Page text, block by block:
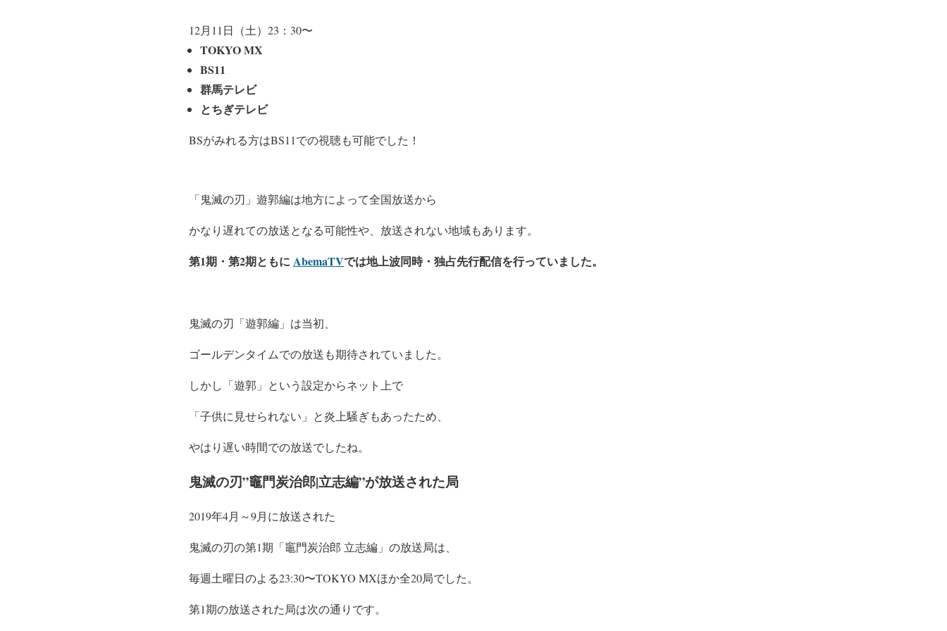
12月11日（土）23：30〜
TOKYO MX
BS11
群馬テレビ
とちぎテレビ
BSがみれる方はBS11での視聴も可能でした！
「鬼滅の刃」遊郭編は地方によって全国放送から
かなり遅れての放送となる可能性や、放送されない地域もあります。
第1期・第2期ともに AbemaTVでは地上波同時・独占先行配信を行っていました。
鬼滅の刃「遊郭編」は当初、
ゴールデンタイムでの放送も期待されていました。
しかし「遊郭」という設定からネット上で
「子供に見せられない」と炎上騒ぎもあったため、
やはり遅い時間での放送でしたね。
鬼滅の刃”竈門炭治郎|立志編”が放送された局
2019年4月～9月に放送された
鬼滅の刃の第1期「竈門炭治郎 立志編」の放送局は、
毎週土曜日のよる23:30〜TOKYO MXほか全20局でした。
第1期の放送された局は次の通りです。